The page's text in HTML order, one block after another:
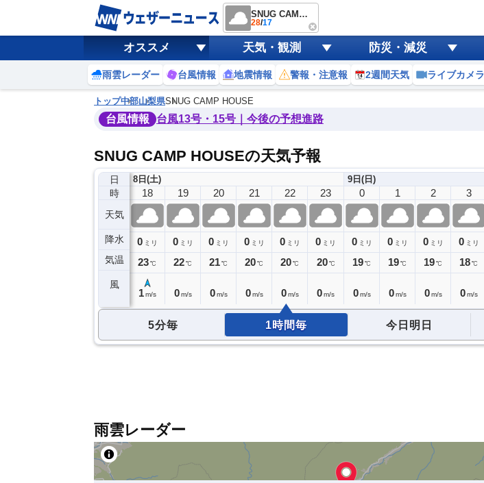
SNUG CAMP HOUSE
28/17
オススメ 天気・観測 防災・減災
雨雲レーダー 台風情報 地震情報 警報・注意報 2週間天気 ライブカメラ
トップ中部山梨県SNUG CAMP HOUSE
台風情報 台風13号・15号｜今後の予想進路
SNUG CAMP HOUSEの天気予報
日
時
天気
降水
気温
風
8日(土)
17
0ミリ
24℃
18
0 ミリ
23℃
1 m/s
19
0 ミリ
22℃
0 m/s
20
0 ミリ
21℃
0 m/s
21
0 ミリ
20℃
0 m/s
22
0 ミリ
20℃
0 m/s
23
0 ミリ
20 ℃
0m/s
9日(日)
0
0 ミリ
19℃
0 m/s
1
0 ミリ
19℃
0 m/s
2
0 ミリ
19℃
0 m/s
3
0 ミリ
18℃
0 m/s
5分毎 1時間毎 今日明日
雨雲レーダー